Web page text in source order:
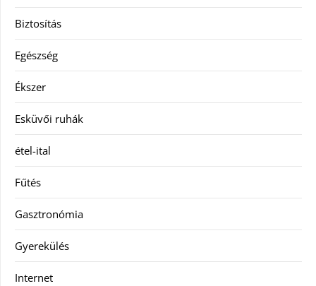
Biztosítás
Egészség
Ékszer
Esküvői ruhák
étel-ital
Fűtés
Gasztronómia
Gyerekülés
Internet